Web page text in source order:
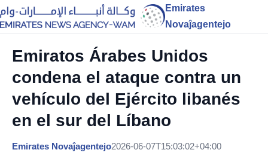
Emirates
Novaĵagentejo
Emiratos Árabes Unidos
condena el ataque contra un
vehículo del Ejército libanés
en el sur del Líbano
Emirates Novaĵagentejo2026-06-07T15:03:02+04:00